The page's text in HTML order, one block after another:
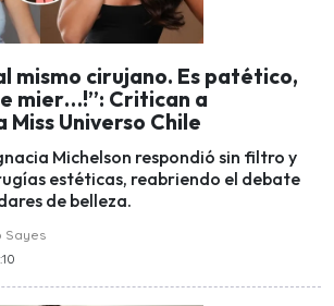
mismo cirujano. Es patético,
mier…!”: Critican a
Miss Universo Chile
Michelson respondió sin filtro y
estéticas, reabriendo el debate
de belleza.
Sayes